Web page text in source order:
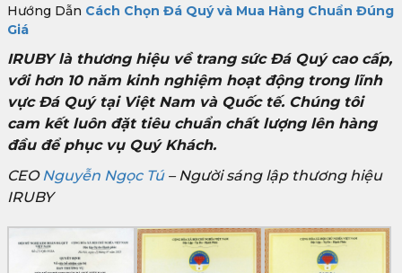
Hướng Dẫn Cách Chọn Đá Quý và Mua Hàng Chuẩn Đúng
Giá
IRUBY là thương hiệu về trang sức Đá Quý cao cấp,
với hơn 10 năm kinh nghiệm hoạt động trong lĩnh
vực Đá Quý tại Việt Nam và Quốc tế. Chúng tôi
cam kết luôn đặt tiêu chuẩn chất lượng lên hàng
đầu để phục vụ Quý Khách.
CEONguyễn Ngọc Tú– Người sáng lập thương hiệu
IRUBY